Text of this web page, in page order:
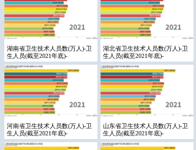
湖南省卫生技术人员数(万人)-卫
生人员(截至2021年底)-
湖北省卫生技术人员数(万人)-卫
生人员(截至2021年底)-
河南省卫生技术人员数(万人)-卫
生人员(截至2021年底)-
山东省卫生技术人员数(万人)-卫
生人员(截至2021年底)-